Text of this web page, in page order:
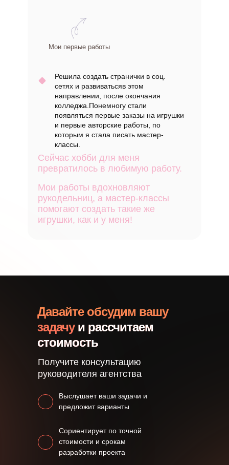
Мои первые работы
Решила создать странички в соц.
сетях и развиватьсяв этом
направлении, после окончания
колледжа.Понемногу стали
появляться первые заказы на игрушки
и первые авторские работы, по
которым я стала писать мастер-
классы.
Сейчас хобби для меня
превратилось в любимую работу.
Мои работы вдохновляют
рукодельниц, а мастер-классы
помогают создать такие же
игрушки, как и у меня!
Сориентирует по точной
стоимости и срокам
разработки проекта
Получите консультацию
руководителя агентства
Выслушает ваши задачи и
предложит варианты
Давайте обсудим вашу
задачу и рассчитаем
стоимость